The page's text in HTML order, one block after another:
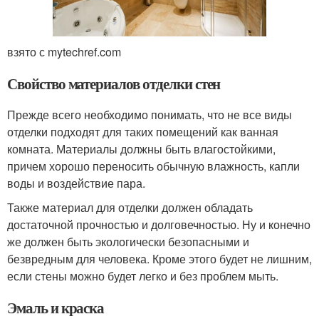
взято с mytechref.com
Свойство материалов отделки стен
Прежде всего необходимо понимать, что не все виды
отделки подходят для таких помещений как ванная
комната. Материалы должны быть влагостойкими,
причем хорошо переносить обычную влажность, капли
воды и воздействие пара.
Также материал для отделки должен обладать
достаточной прочностью и долговечностью. Ну и конечно
же должен быть экологически безопасными и
безвредным для человека. Кроме этого будет не лишним,
если стены можно будет легко и без проблем мыть.
Эмаль и краска